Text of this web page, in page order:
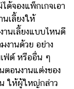
ด้จองแพ็กเกจเอา
เลี้ยงให้
านเลี้ยงแบบไหนดี
งานด้วย อย่าง
ฟ่ต์ หรืออื่น ๆ
อนงานแต่งของ
น ให้ผู้ใหญ่กล่าว